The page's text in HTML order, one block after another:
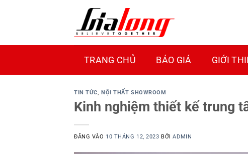
dung
TRANG CHỦ BÁO GIÁ GIỚI
TIN TỨC,NỘI THẤT SHOWROOM
Kinh nghiệm thiết kế trung
ĐĂNG VÀO 10 THÁNG 12, 2023 BỞIADMIN